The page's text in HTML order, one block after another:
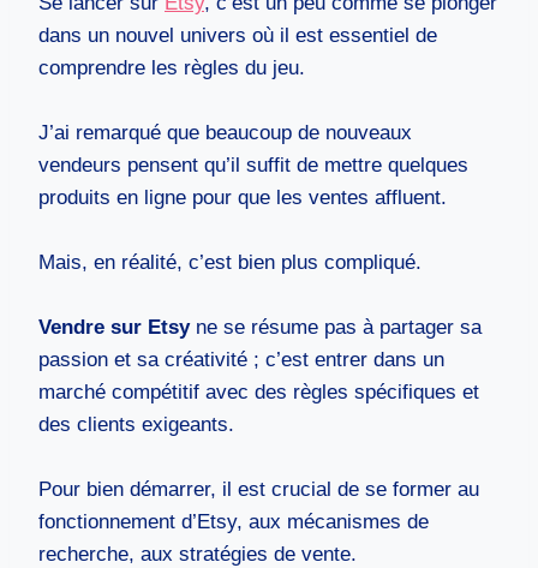
dans un nouvel univers où il est essentiel de
comprendre les règles du jeu.
J’ai remarqué que beaucoup de nouveaux
vendeurs pensent qu’il suffit de mettre quelques
produits en ligne pour que les ventes affluent.
Mais, en réalité, c’est bien plus compliqué.
Vendre sur Etsy ne se résume pas à partager sa
passion et sa créativité ; c’est entrer dans un
marché compétitif avec des règles spécifiques et
des clients exigeants.
Pour bien démarrer, il est crucial de se former au
fonctionnement d’Etsy, aux mécanismes de
recherche, aux stratégies de vente.